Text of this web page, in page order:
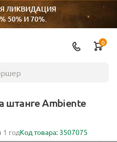
ЛИКВИДАЦИЯ
50% И 70%.
0
штанге Ambiente
1 годКод товара: 3507075